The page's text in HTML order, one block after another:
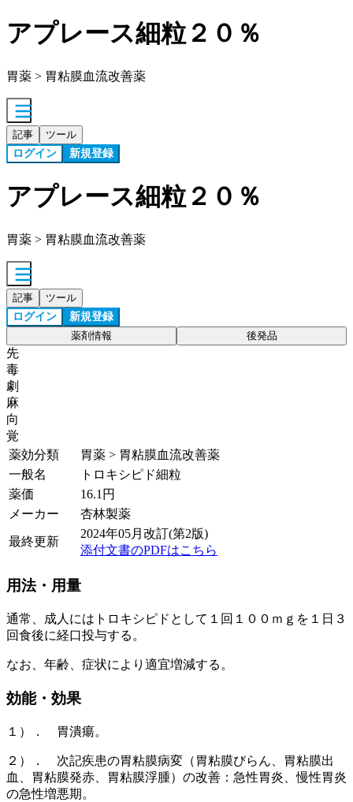
アプレース細粒２０％
胃薬 > 胃粘膜血流改善薬
記事 ツール
ログイン 新規登録
アプレース細粒２０％
胃薬 > 胃粘膜血流改善薬
記事 ツール
ログイン 新規登録
薬剤情報 後発品
先
毒
劇
麻
向
覚
薬効分類
胃薬 > 胃粘膜血流改善薬
一般名
トロキシピド細粒
薬価
16.1 円
メーカー
杏林製薬
最終更新
2024年05月改訂(第2版)
添付文書のPDFはこちら
用法・用量
通常、成人にはトロキシピドとして１回１００ｍｇを１日３
回食後に経口投与する。
なお、年齢、症状により適宜増減する。
効能・効果
１）． 胃潰瘍。
２）． 次記疾患の胃粘膜病変（胃粘膜びらん、胃粘膜出
血、胃粘膜発赤、胃粘膜浮腫）の改善：急性胃炎、慢性胃炎
の急性増悪期。